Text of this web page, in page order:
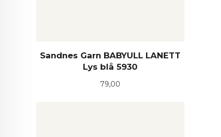
Sandnes Garn BABYULL LANETT
Lys blå 5930
Pris
79,00